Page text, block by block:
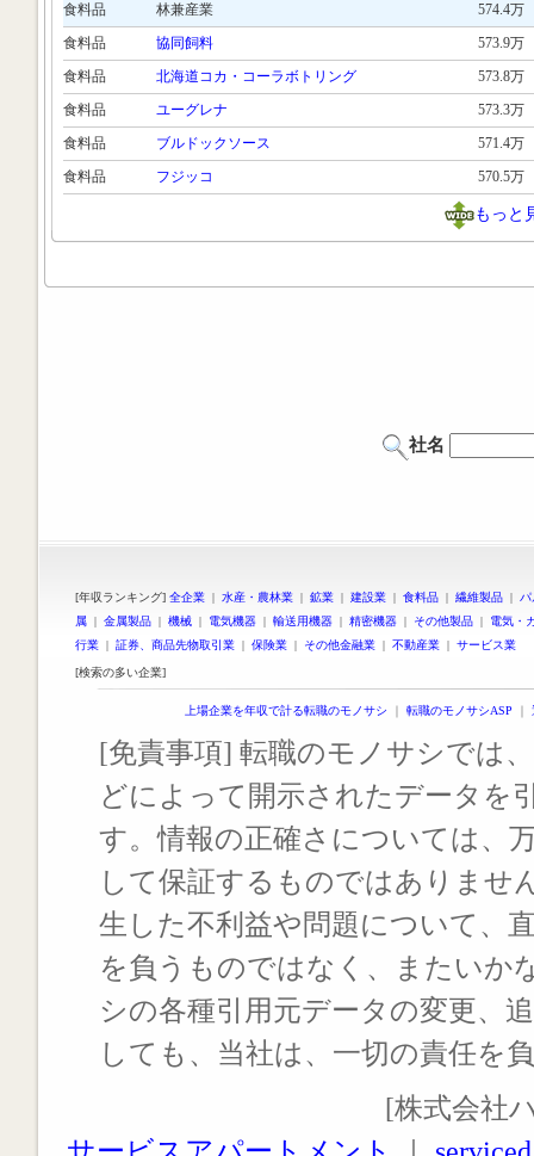
食料品
林兼産業
574.4万
食料品
協同飼料
573.9万
食料品
北海道コカ・コーラボトリング
573.8万
食料品
ユーグレナ
573.3万
食料品
ブルドックソース
571.4万
食料品
フジッコ 570.5万
もっと
社名
[年収ランキング] 全企業 | 水産・農林業 | 鉱業 | 建設業 | 食料品 | 繊維製品 |
属 | 金属製品 | 機械 | 電気機器 | 輸送用機器 | 精密機器 | その他製品 | 電気・
行業 | 証券、商品先物取引業 | 保険業 | その他金融業 | 不動産業 | サービス業
[検索の多い企業]
上場企業を年収で計る転職のモノサシ ｜ 転職のモノサシASP ｜
[免責事項] 転職のモノサシでは
どによって開示されたデータを
す。情報の正確さについては、
して保証するものではありませ
生した不利益や問題について、
を負うものではなく、またいか
シの各種引用元データの変更、
しても、当社は、一切の責任を
[株式会社